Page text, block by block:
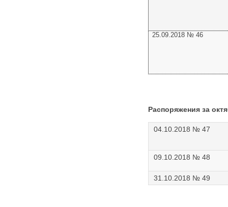
25.09.2018 № 46
Распоряжения за
04.10.2018 № 47
09.10.2018 № 48
31.10.2018 № 49